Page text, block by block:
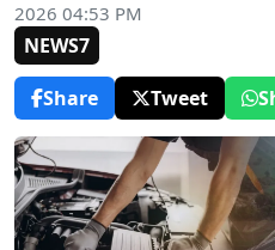
2026 04:53 PM
NEWS7
Share
Tweet